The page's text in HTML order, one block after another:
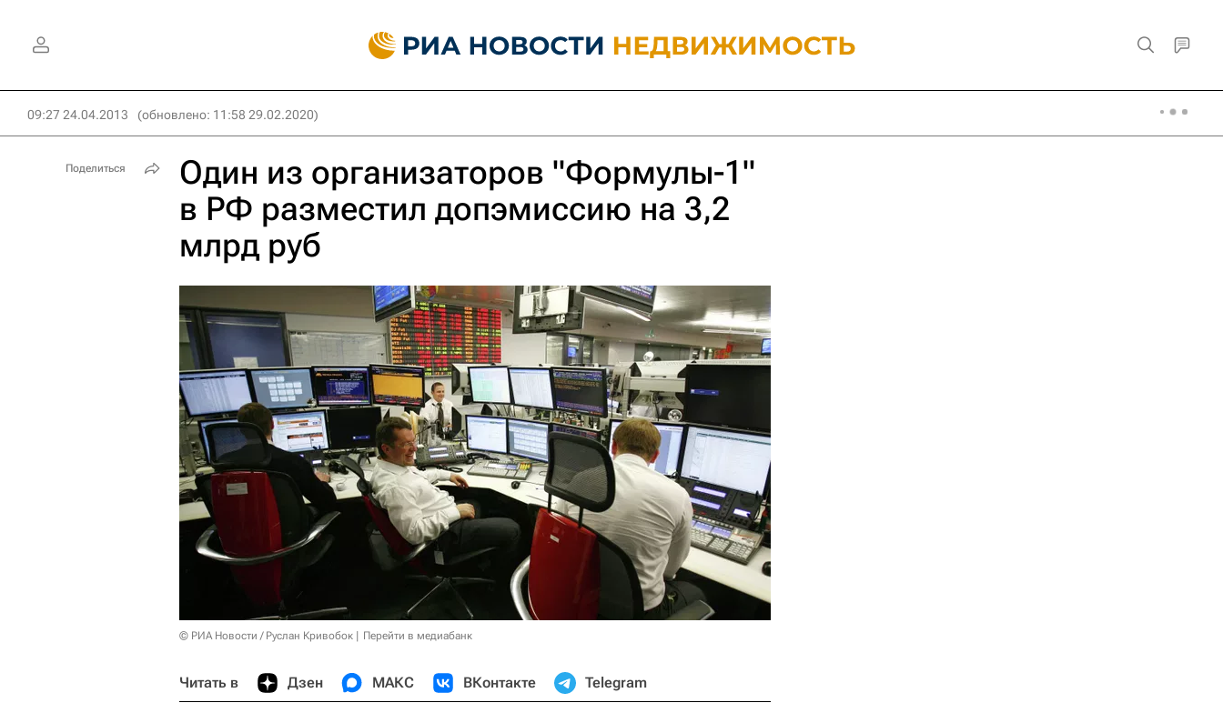
09:27 24.04.2013 (обновлено: 11:58 29.02.2020)
Один из организаторов "Формулы-1"
в РФ разместил допэмиссию на 3,2
млрд руб
© РИА Новости / Руслан Кривобок Перейти в медиабанк
Читать в Дзен МАКС ВКонтакте Telegram
Поделиться